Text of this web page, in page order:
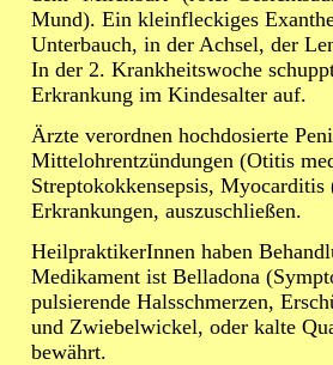
Mund). Ein kleinfleckiges
Unterbauch, in der Achsel, der
In der 2. Krankheitswoche
Erkrankung im Kindesalter auf.
Ärzte verordnen hochdosierte
Mittelohrentzündungen (Otitis
Streptokokkensepsis,
Erkrankungen, auszuschließen.
HeilpraktikerInnen haben
Medikament ist Belladona
pulsierende Halsschmerzen,
und Zwiebelwickel, oder kalte
bewährt.